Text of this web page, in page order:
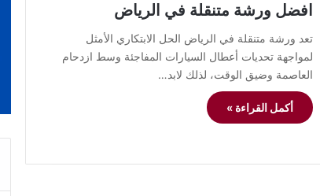
افضل ورشة متنقلة في الرياض
تعد ورشة متنقلة في الرياض الحل الابتكاري الأمثل
لمواجهة تحديات أعطال السيارات المفاجئة وسط ازدحام
العاصمة وضيق الوقت، لذلك لابد…
أكمل القراءة »